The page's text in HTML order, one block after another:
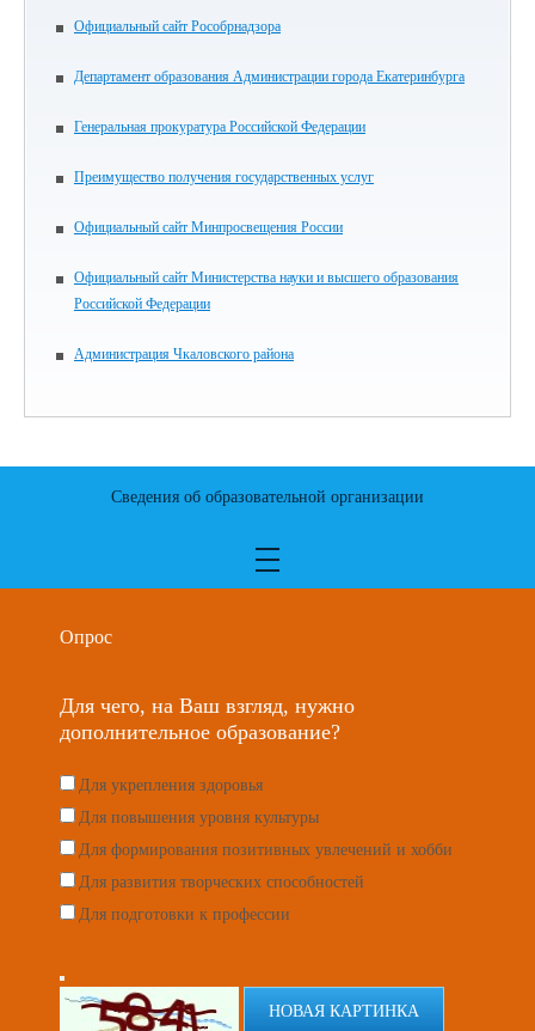
Официальный сайт Рособрнадзора
Департамент образования Администрации города Екатеринбурга
Генеральная прокуратура Российской Федерации
Преимущество получения государственных услуг
Официальный сайт Минпросвещения России
Официальный сайт Министерства науки и высшего образования
Российской Федерации
Администрация Чкаловского района
Сведения об образовательной организации
Опрос
Для чего, на Ваш взгляд, нужно
дополнительное образование?
Для укрепления здоровья
Для повышения уровня культуры
Для формирования позитивных увлечений и хобби
Для развития творческих способностей
Для подготовки к профессии
НОВАЯ КАРТИНКА